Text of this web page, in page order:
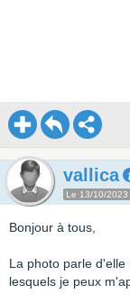
vallica
Le 13/10/2023
Bonjour à tous,
La photo parle
lesquels je peux